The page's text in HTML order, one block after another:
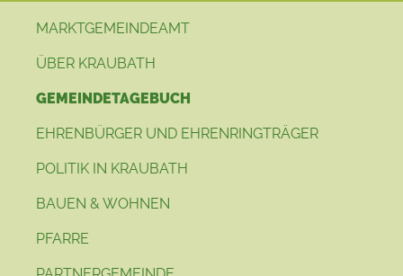
MARKTGEMEINDEAMT
ÜBER KRAUBATH
GEMEINDETAGEBUCH
EHRENBÜRGER UND EHRENRINGTRÄGER
POLITIK IN KRAUBATH
BAUEN & WOHNEN
PFARRE